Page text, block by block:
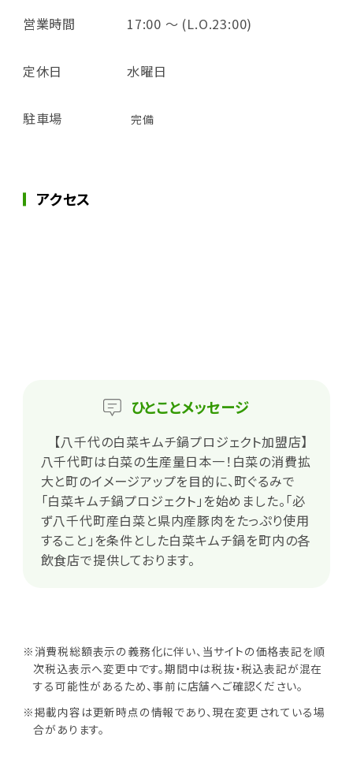
営業時間 17:00 ～ (L.O.23:00)
定休日 水曜日
駐車場 完備
アクセス
ひとことメッセージ
【八千代の白菜キムチ鍋プロジェクト加盟店】
八千代町は白菜の生産量日本一！白菜の消費拡
大と町のイメージアップを目的に、町ぐるみで
「白菜キムチ鍋プロジェクト」を始めました。「必
ず八千代町産白菜と県内産豚肉をたっぷり使用
すること」を条件とした白菜キムチ鍋を町内の各
飲食店で提供しております。
※消費税総額表示の義務化に伴い、当サイトの価格表記を順
次税込表示へ変更中です。期間中は税抜・税込表記が混在
する可能性があるため、事前に店舗へご確認ください。
※掲載内容は更新時点の情報であり、現在変更されている場
合があります。